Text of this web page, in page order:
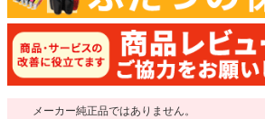
メーカー純正品ではありません。